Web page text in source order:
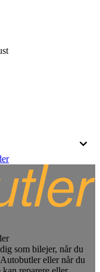
som bilejer, når du
eller når du